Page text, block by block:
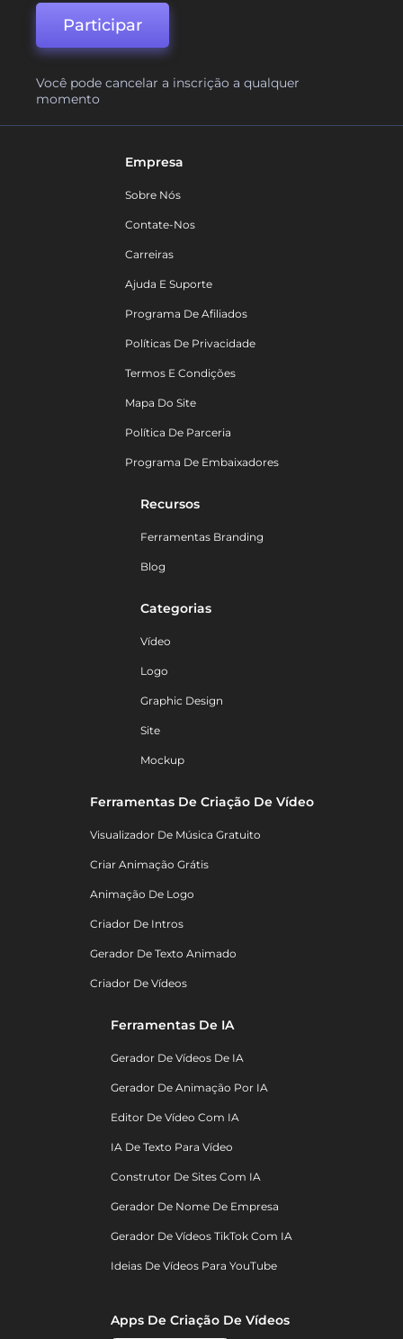
Participar
Você pode cancelar a inscrição a qualquer
momento
Empresa
Sobre Nós
Contate-Nos
Carreiras
Ajuda E Suporte
Programa De Afiliados
Políticas De Privacidade
Termos E Condições
Mapa Do Site
Política De Parceria
Programa De Embaixadores
Recursos
Ferramentas Branding
Blog
Categorias
Vídeo
Logo
Graphic Design
Site
Mockup
Ferramentas De Criação De Vídeo
Visualizador De Música Gratuito
Criar Animação Grátis
Animação De Logo
Criador De Intros
Gerador De Texto Animado
Criador De Vídeos
Ferramentas De IA
Gerador De Vídeos De IA
Gerador De Animação Por IA
Editor De Vídeo Com IA
IA De Texto Para Vídeo
Construtor De Sites Com IA
Gerador De Nome De Empresa
Gerador De Vídeos TikTok Com IA
Ideias De Vídeos Para YouTube
Apps De Criação De Vídeos